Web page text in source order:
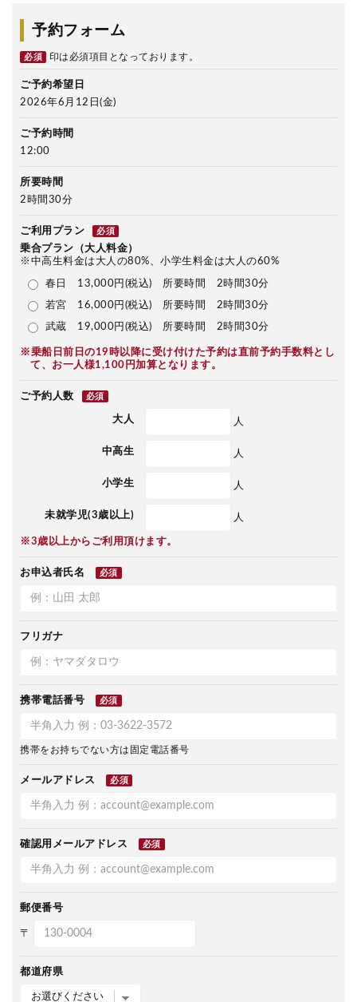
予約フォーム
必須 印は必須項目となっております。
ご予約希望日
2026年6月12日(金)
ご予約時間
12:00
所要時間
2時間30分
ご利用プラン 必須
乗合プラン（大人料金）
※中高生料金は大人の80%、小学生料金は大人の60%
春日 13,000円(税込) 所要時間 2時間30分
若宮 16,000円(税込) 所要時間 2時間30分
武蔵 19,000円(税込) 所要時間 2時間30分
※乗船日前日の19時以降に受け付けた予約は直前予約手数料とし
て、お一人様1,100円加算となります。
ご予約人数 必須
大人 人
中高生 人
小学生 人
未就学児(3歳以上) 人
※3歳以上からご利用頂けます。
お申込者氏名 必須
フリガナ
携帯電話番号 必須
携帯をお持ちでない方は固定電話番号
メールアドレス 必須
確認用メールアドレス 必須
郵便番号
〒
都道府県